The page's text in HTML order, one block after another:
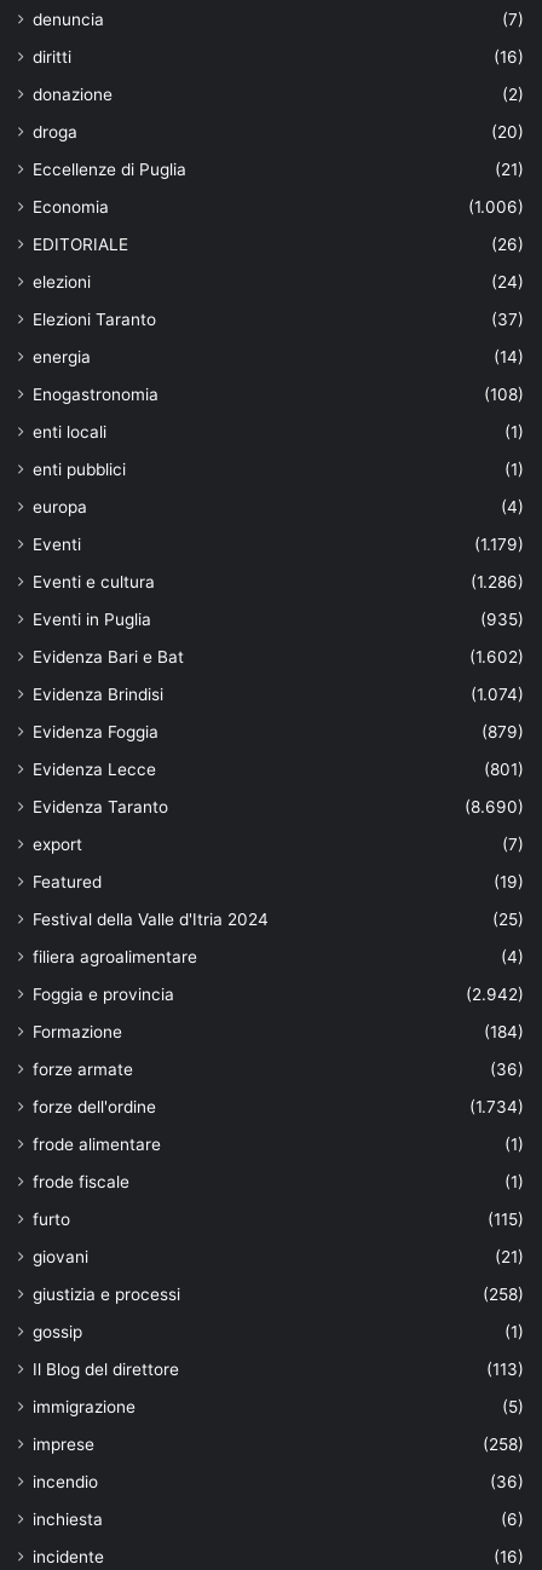
denuncia
(7)
diritti
(16)
donazione
(2)
droga
(20)
Eccellenze di Puglia
(21)
Economia
(1.006)
EDITORIALE
(26)
elezioni
(24)
Elezioni Taranto
(37)
energia
(14)
Enogastronomia
(108)
enti locali
(1)
enti pubblici
(1)
europa
(4)
Eventi
(1.179)
Eventi e cultura
(1.286)
Eventi in Puglia
(935)
Evidenza Bari e Bat
(1.602)
Evidenza Brindisi
(1.074)
Evidenza Foggia
(879)
Evidenza Lecce
(801)
Evidenza Taranto
(8.690)
export
(7)
Featured
(19)
Festival della Valle d'Itria 2024
(25)
filiera agroalimentare
(4)
Foggia e provincia
(2.942)
Formazione
(184)
forze armate
(36)
forze dell'ordine
(1.734)
frode alimentare
(1)
frode fiscale
(1)
furto
(115)
giovani
(21)
giustizia e processi
(258)
gossip
(1)
Il Blog del direttore
(113)
immigrazione
(5)
imprese
(258)
incendio
(36)
inchiesta
(6)
incidente
(16)